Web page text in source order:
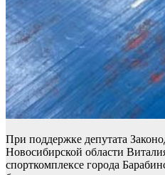
При поддержке депутата
Новосибирской области
спорткомплексе города